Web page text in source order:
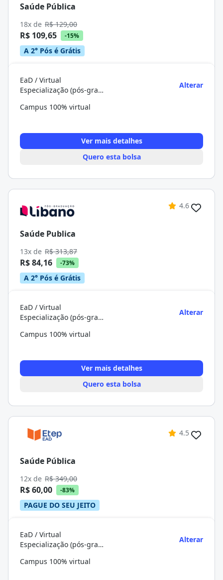
Saúde Pública
18x de R$ 129,00
R$ 109,65 -15%
A 2° Pós é Grátis
EaD / Virtual
Especialização (pós-graduação)
Alterar
Campus 100% virtual
Ver mais detalhes
Quero esta bolsa
4.6
Saúde Publica
13x de R$ 313,87
R$ 84,16 -73%
A 2° Pós é Grátis
EaD / Virtual
Especialização (pós-graduação)
Alterar
Campus 100% virtual
Ver mais detalhes
Quero esta bolsa
4.5
Saúde Pública
12x de R$ 349,00
R$ 60,00 -83%
PAGUE DO SEU JEITO
EaD / Virtual
Especialização (pós-graduação)
Alterar
Campus 100% virtual